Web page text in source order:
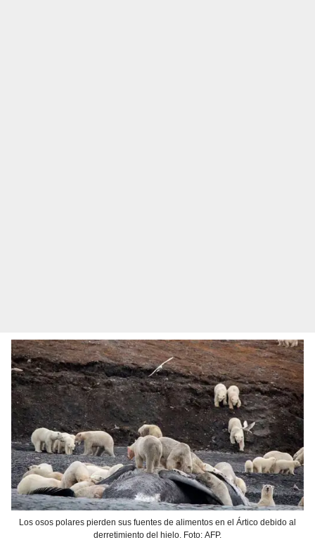
Los osos polares pierden sus fuentes de alimentos en el Ártico debido al
derretimiento del hielo. Foto: AFP.